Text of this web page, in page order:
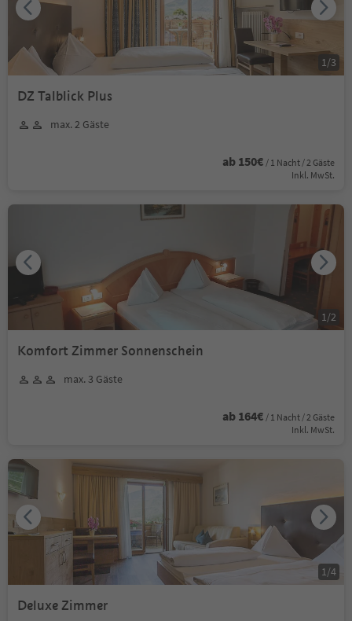
DZ Talblick Plus
max. 2 Gäste
ab 150€ / 1 Nacht / 2 Gäste
Inkl. MwSt.
1/3
Komfort Zimmer Sonnenschein
max. 3 Gäste
ab 164€ / 1 Nacht / 2 Gäste
Inkl. MwSt.
1/2
Deluxe Zimmer
1/4